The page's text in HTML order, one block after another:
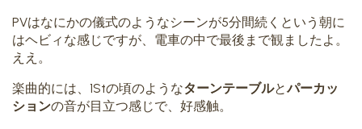
PVはなにかの儀式のようなシーンが5分間続くという朝に
はヘビィな感じですが、電車の中で最後まで観ましたよ。
ええ。
楽曲的には、1Stの頃のようなターンテーブルとパーカッ
ションの音が目立つ感じで、好感触。